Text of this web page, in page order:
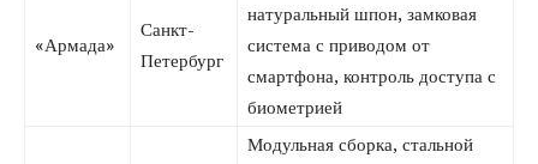
«Армада»
Санкт-
Петербург
натуральный шпон, замковая
система с приводом от
смартфона, контроль доступа с
биометрией
Модульная сборка, стальной